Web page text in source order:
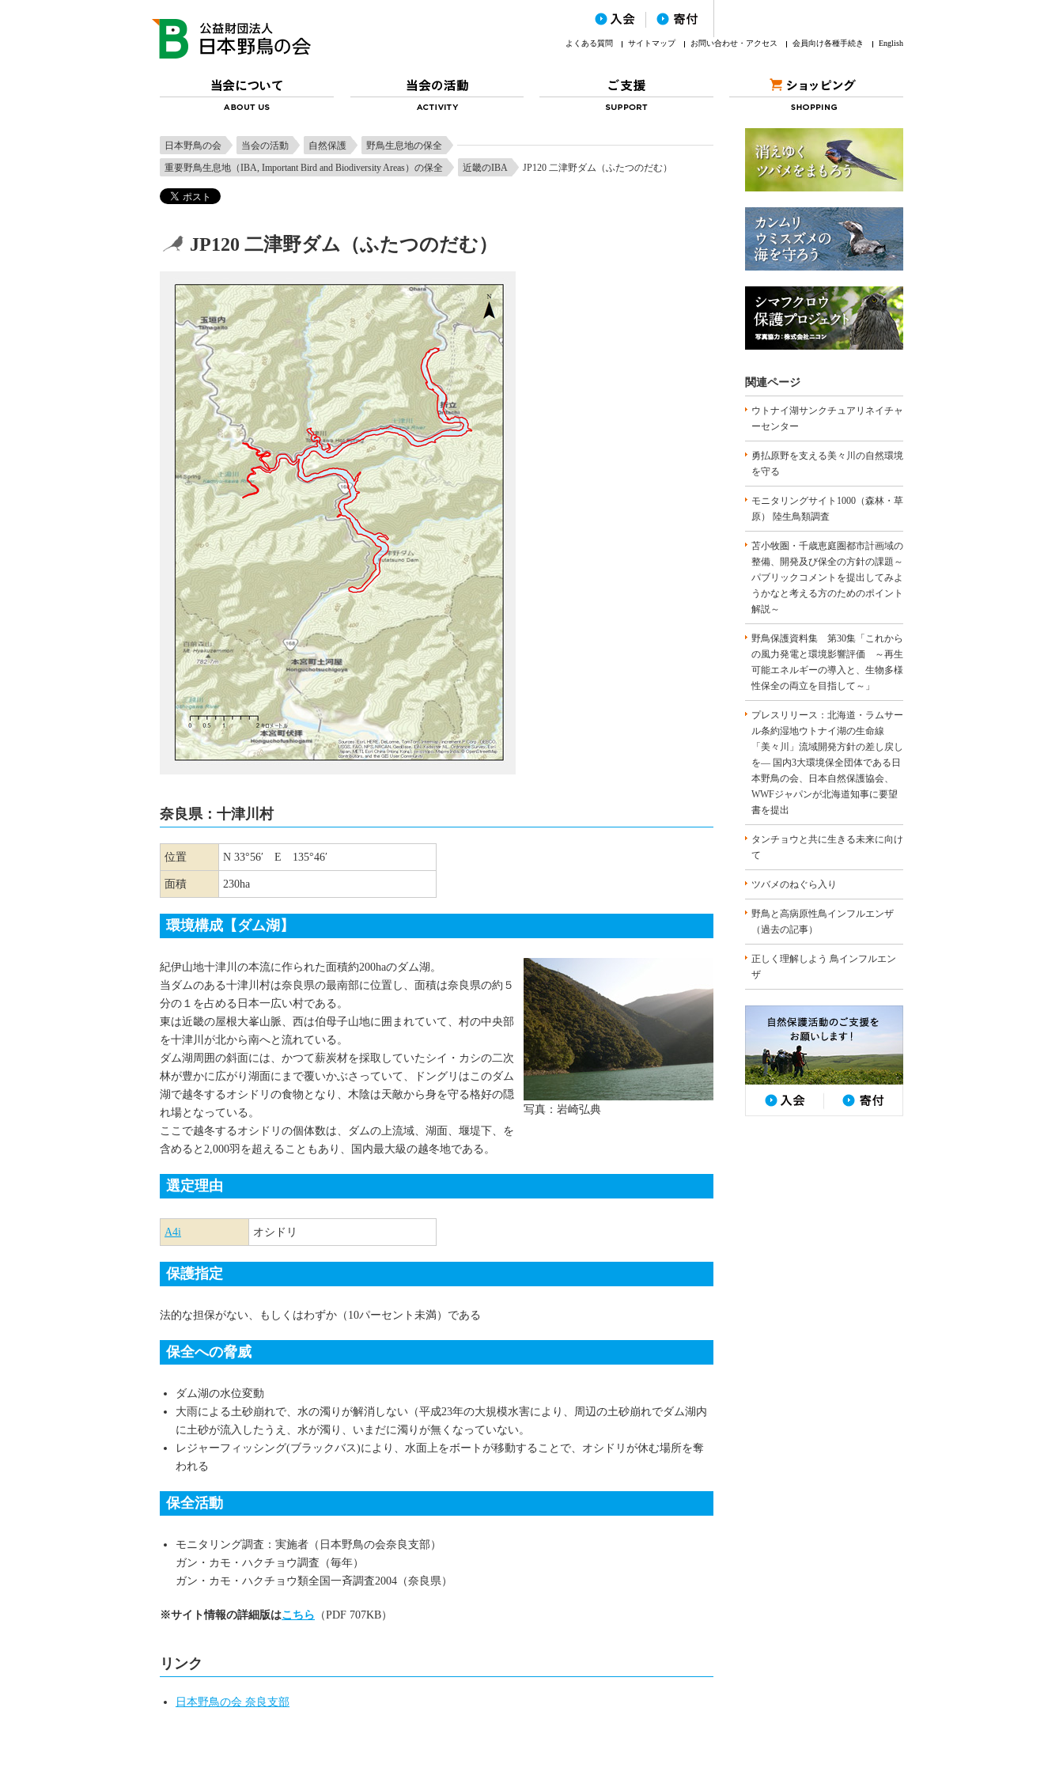
よくある質問 サイトマップ お問い合わせ・アクセス 会員向け各種手続き English
日本野鳥の会 当会の活動 自然保護
野鳥生息地の保全
重要野鳥生息地（IBA, Important Bird and Biodiversity Areas）の保全
近畿のIBA JP120 二津野ダム（ふたつのだむ）
JP120 二津野ダム（ふたつのだむ）
奈良県：十津川村
位置 N 33°56′ E 135°46′
面積 230ha
環境構成【ダム湖】
写真：岩崎弘典
紀伊山地十津川の本流に作られた面積約200haのダム湖。
当ダムのある十津川村は奈良県の最南部に位置し、面積は奈良県の約５
分の１を占める日本一広い村である。
東は近畿の屋根大峯山脈、西は伯母子山地に囲まれていて、村の中央部
を十津川が北から南へと流れている。
ダム湖周囲の斜面には、かつて薪炭材を採取していたシイ・カシの二次
林が豊かに広がり湖面にまで覆いかぶさっていて、ドングリはこのダム
湖で越冬するオシドリの食物となり、木陰は天敵から身を守る格好の隠
れ場となっている。
ここで越冬するオシドリの個体数は、ダムの上流域、湖面、堰堤下、を
含めると2,000羽を超えることもあり、国内最大級の越冬地である。
選定理由
A4i オシドリ
保護指定
法的な担保がない、もしくはわずか（10パーセント未満）である
保全への脅威
ダム湖の水位変動
大雨による土砂崩れで、水の濁りが解消しない（平成23年の大規模水害により、周辺の土砂崩れでダム湖内
に土砂が流入したうえ、水が濁り、いまだに濁りが無くなっていない。
レジャーフィッシング(ブラックバス)により、水面上をボートが移動することで、オシドリが休む場所を奪
われる
保全活動
モニタリング調査：実施者（日本野鳥の会奈良支部）
ガン・カモ・ハクチョウ調査（毎年）
ガン・カモ・ハクチョウ類全国一斉調査2004（奈良県）
※サイト情報の詳細版はこちら （PDF 707KB）
リンク
日本野鳥の会 奈良支部
関連ページ
ウトナイ湖サンクチュアリネイチャ
ーセンター
勇払原野を支える美々川の自然環境
を守る
モニタリングサイト1000（森林・草
原） 陸生鳥類調査
苫小牧圏・千歳恵庭圏都市計画域の
整備、開発及び保全の方針の課題～
パブリックコメントを提出してみよ
うかなと考える方のためのポイント
解説～
野鳥保護資料集 第30集「これから
の風力発電と環境影響評価 ～再生
可能エネルギーの導入と、生物多様
性保全の両立を目指して～」
プレスリリース：北海道・ラムサー
ル条約湿地ウトナイ湖の生命線
「美々川」流域開発方針の差し戻し
を― 国内3大環境保全団体である日
本野鳥の会、日本自然保護協会、
WWFジャパンが北海道知事に要望
書を提出
タンチョウと共に生きる未来に向け
て
ツバメのねぐら入り
野鳥と高病原性鳥インフルエンザ
（過去の記事）
正しく理解しよう 鳥インフルエン
ザ